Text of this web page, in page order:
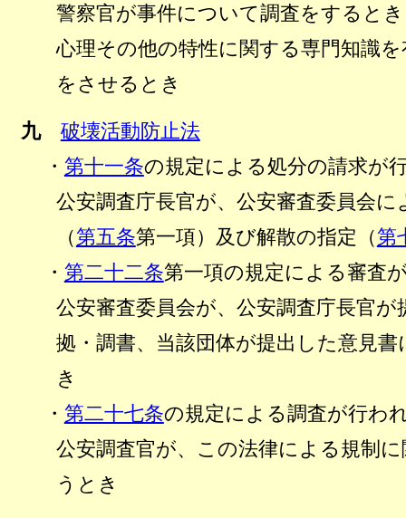
警察官が事件について調査をすると
心理その他の特性に関する専門知識
をさせるとき
九 破壊活動防止法
・ 第十一条の規定による処分の請求が
公安調査庁長官が、公安審査委員会
（第五条第一項）及び解散の指定（第
・ 第二十二条第一項の規定による審査
公安審査委員会が、公安調査庁長官
拠・調書、当該団体が提出した意見
き
・ 第二十七条の規定による調査が行わ
公安調査官が、この法律による規制
うとき